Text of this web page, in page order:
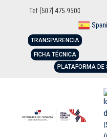
Tel: [507] 475-9500
TRANSPARENCIA
FICHA TÉCNICA
PLATAFORMA DE